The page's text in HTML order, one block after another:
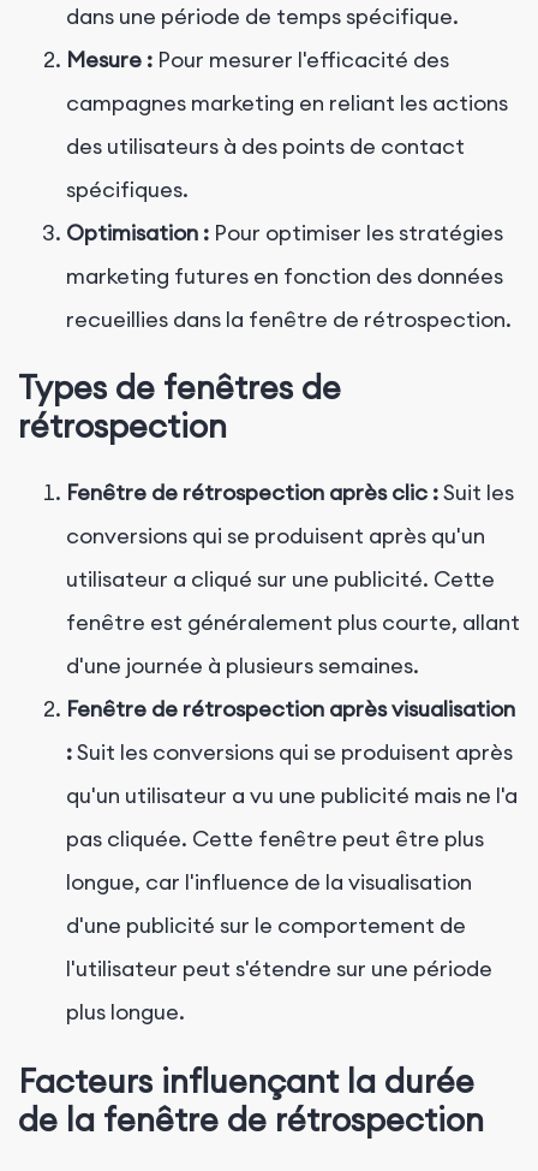
dans une période de temps spécifique.
Mesure : Pour mesurer l'efficacité des
campagnes marketing en reliant les actions
des utilisateurs à des points de contact
spécifiques.
Optimisation : Pour optimiser les stratégies
marketing futures en fonction des données
recueillies dans la fenêtre de rétrospection.
Types de fenêtres de
rétrospection
Fenêtre de rétrospection après clic :Suit les
conversions qui se produisent après qu'un
utilisateur a cliqué sur une publicité. Cette
fenêtre est généralement plus courte, allant
d'une journée à plusieurs semaines.
Fenêtre de rétrospection après visualisation
:Suit les conversions qui se produisent après
qu'un utilisateur a vu une publicité mais ne l'a
pas cliquée. Cette fenêtre peut être plus
longue, car l'influence de la visualisation
d'une publicité sur le comportement de
l'utilisateur peut s'étendre sur une période
plus longue.
Facteurs influençant la durée
de la fenêtre de rétrospection